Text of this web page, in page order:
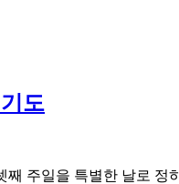
도
째 주일을 특별한 날로